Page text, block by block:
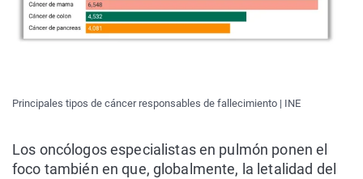
Principales tipos de cáncer responsables de fallecimiento | INE
Los oncólogos especialistas en pulmón ponen el
foco también en que, globalmente, la letalidad del